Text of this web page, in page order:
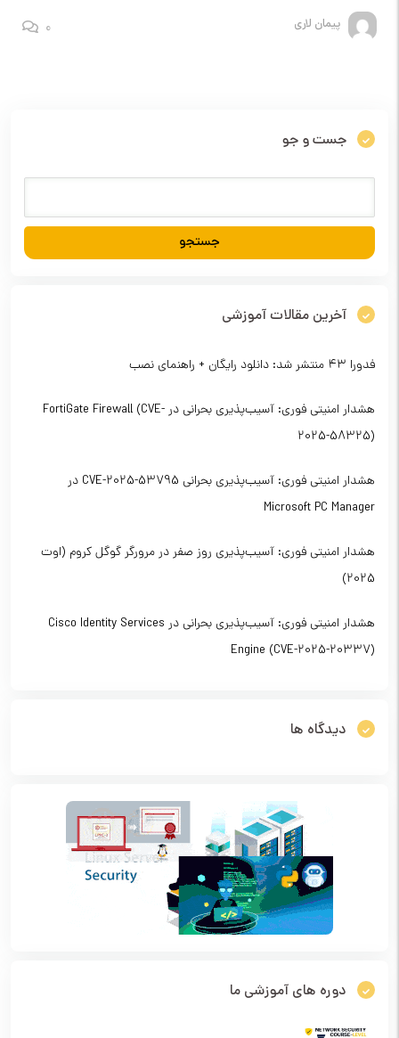
پیمان لاری
0
جست و جو
آخرین مقالات آموزشی
فدورا ۴۳ منتشر شد: دانلود رایگان + راهنمای نصب
هشدار امنیتی فوری: آسیب‌پذیری بحرانی در FortiGate Firewall (CVE-
2025-58325)
هشدار امنیتی فوری: آسیب‌پذیری بحرانی CVE-2025-53795 در
Microsoft PC Manager
هشدار امنیتی فوری: آسیب‌پذیری روز صفر در مرورگر گوگل کروم (اوت
2025)
هشدار امنیتی فوری: آسیب‌پذیری بحرانی در Cisco Identity Services
Engine (CVE-2025-20337)
دیدگاه ها
دوره های آموزشی ما